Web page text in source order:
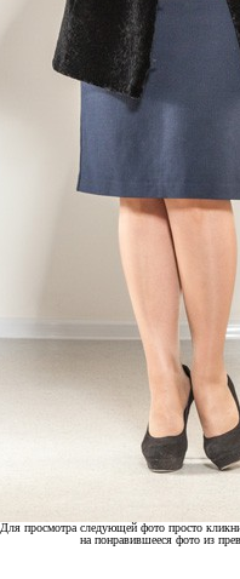
Для просмотра следующей фото просто
на понравившееся фото из